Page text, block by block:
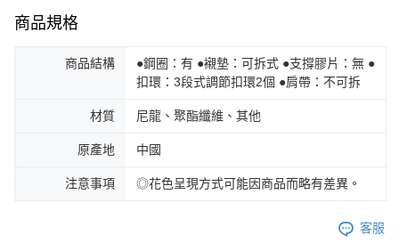
商品規格
商品結構
●鋼圈：有 ●襯墊：可拆式 ●支撐膠片：無 ●
扣環：3段式調節扣環2個 ●肩帶：不可拆
材質 尼龍、聚酯纖維、其他
原產地 中國
注意事項 ◎花色呈現方式可能因商品而略有差異。
客服